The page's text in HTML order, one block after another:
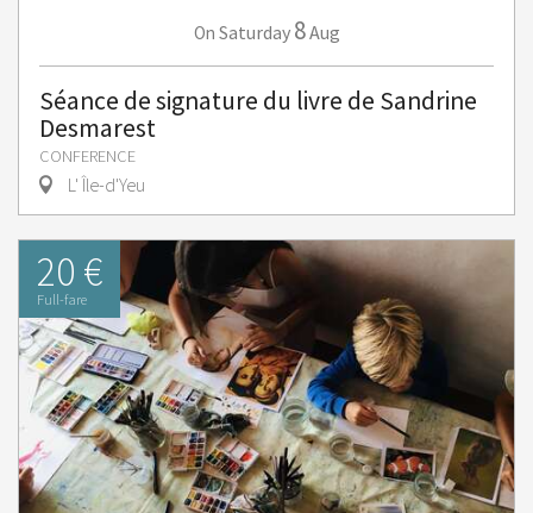
On Saturday 8Aug
Séance de signature du livre de Sandrine
Desmarest
CONFERENCE
L' Île-d'Yeu
20 €
Full-fare